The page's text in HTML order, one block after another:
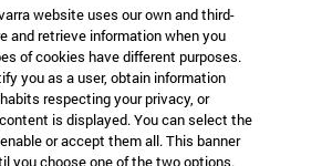
website uses our own and third-
and retrieve information when you
of cookies have different purposes.
you as a user, obtain information
respecting your privacy, or
is displayed. You can select the
or accept them all. This banner
you choose one of the two options.